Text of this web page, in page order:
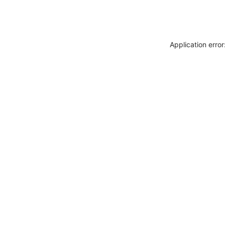
Application